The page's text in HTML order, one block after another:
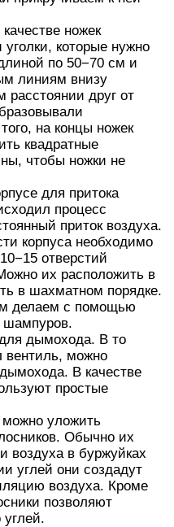
ножек
которые нужно
по 50−70 см и
линиям внизу
расстоянии друг от
на концы ножек
квадратные
чтобы ножки не
для притока
процесс
приток воздуха.
корпуса необходимо
отверстий
их расположить в
в шахматном порядке.
делаем с помощью
шампуров.
дымохода. В то
вентиль, можно
В качестве
простые
уложить
Обычно их
воздуха в буржуйках
углей они создадут
воздуха. Кроме
позволяют